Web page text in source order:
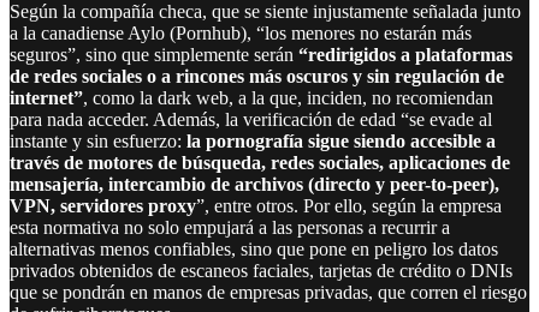
Según la compañía checa, que se siente injustamente señalada junto
a la canadiense Aylo (Pornhub), “los menores no estarán más
seguros”, sino que simplemente serán “redirigidos a plataformas
de redes sociales o a rincones más oscuros y sin regulación de
internet”, como la dark web, a la que, inciden, no recomiendan
para nada acceder. Además, la verificación de edad “se evade al
instante y sin esfuerzo: la pornografía sigue siendo accesible a
través de motores de búsqueda, redes sociales, aplicaciones de
mensajería, intercambio de archivos (directo y peer-to-peer),
VPN, servidores proxy”, entre otros. Por ello, según la empresa
esta normativa no solo empujará a las personas a recurrir a
alternativas menos confiables, sino que pone en peligro los datos
privados obtenidos de escaneos faciales, tarjetas de crédito o DNIs
que se pondrán en manos de empresas privadas, que corren el riesgo